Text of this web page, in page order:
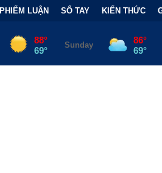
PHIẾM LUẬN SỔ TAY KIẾN THỨC